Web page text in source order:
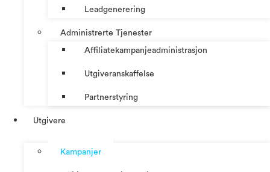
Leadgenerering
Administrerte Tjenester
Affiliatekampanjeadministrasjon
Utgiveranskaffelse
Partnerstyring
Utgivere
Kampanjer